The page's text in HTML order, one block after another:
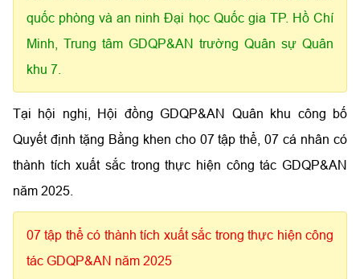
quốc phòng và an ninh Đại học Quốc gia TP. Hồ Chí
Minh, Trung tâm GDQP&AN trường Quân sự Quân
khu 7.
Tại hội nghị, Hội đồng GDQP&AN Quân khu công bố
Quyết định tặng Bằng khen cho 07 tập thể, 07 cá nhân có
thành tích xuất sắc trong thực hiện công tác GDQP&AN
năm 2025.
07 tập thể có thành tích xuất sắc trong thực hiện công
tác GDQP&AN năm 2025